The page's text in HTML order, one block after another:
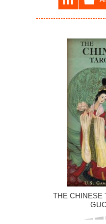
THE CHINESE